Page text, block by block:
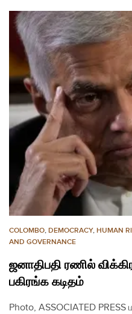
COLOMBO, DEMOCRACY, HUMAN
AND GOVERNANCE
ஜனாதிபதி ரணில்
பகிரங்க கடிதம்
Photo, ASSOCIATED PRESS